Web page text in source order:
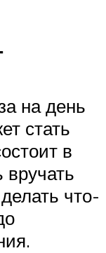
на день
стать
в
что-